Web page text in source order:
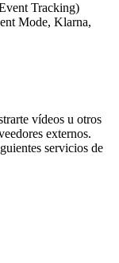
Tracking)
Mode, Klarna,
vídeos u otros
externos.
servicios de